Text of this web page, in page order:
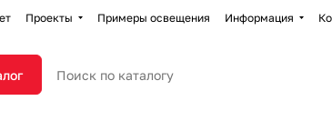
Проекты Примеры освещения Информация